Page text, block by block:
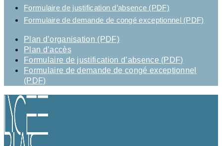
Formulaire de justification d’absence (PDF)
Formulaire de demande de congé exceptionnel (PDF)
Plan d’organisation (PDF)
Plan d’accès
Formulaire de justification d’absence (PDF)
Formulaire de demande de congé exceptionnel
(PDF)